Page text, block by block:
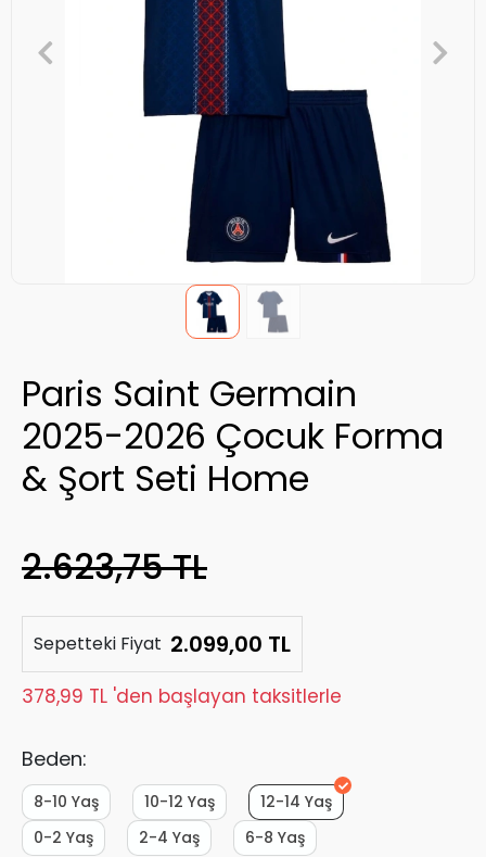
Paris Saint Germain
2025-2026 Çocuk Forma
& Şort Seti Home
2.623,75 TL
Sepetteki Fiyat 2.099,00 TL
378,99 TL 'den başlayan taksitlerle
Beden:
12-14 Yaş
10-12 Yaş
8-10 Yaş
6-8 Yaş
2-4 Yaş
0-2 Yaş